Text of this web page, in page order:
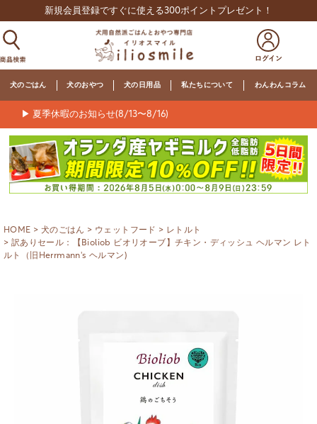
新規会員登録ですぐに使える300ポイントプレゼント！
犬のごはん 犬のおやつ 犬の日用品 私たちについて わんわんコラム
▶ 夏季休暇のお知らせ(8/13〜8/16)
HOME 犬のごはん ウェットフード
レトルト
訳ありセール：【Bioliob ビオリオーブ】チキン・ディッシュ ヘルマン レト
ルト（旧Herrmann's ヘルマン)